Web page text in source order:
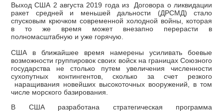
Выход США 2 августа 2019 года из Договора о ликвидации
ракет средней и меньшей дальности (ДРСМД) стало
спусковым крючком современной холодной войны, которая
в то же время может внезапно перерасти в
полномасштабную и уже горячую.
США в ближайшее время намерены усиливать боевые
возможности группировок своих войск на границах Союзного
государства не столько путем увеличения численности
сухопутных контингентов, сколько за счет резкого
наращивания новейших высокоточных вооружений, в том
числе морского базирования.
В США разработана стратегическая программа